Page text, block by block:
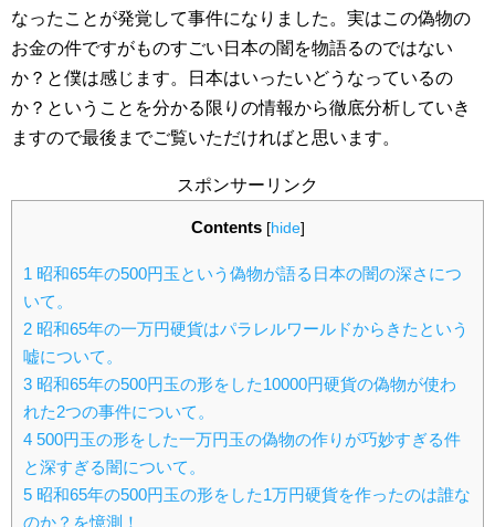
なったことが発覚して事件になりました。実はこの偽物の
お金の件ですがものすごい日本の闇を物語るのではない
か？と僕は感じます。日本はいったいどうなっているの
か？ということを分かる限りの情報から徹底分析していき
ますので最後までご覧いただければと思います。
スポンサーリンク
Contents [hide]
1 昭和65年の500円玉という偽物が語る日本の闇の深さにつ
いて。
2 昭和65年の一万円硬貨はパラレルワールドからきたという
嘘について。
3 昭和65年の500円玉の形をした10000円硬貨の偽物が使わ
れた2つの事件について。
4 500円玉の形をした一万円玉の偽物の作りが巧妙すぎる件
と深すぎる闇について。
5 昭和65年の500円玉の形をした1万円硬貨を作ったのは誰な
のか？を憶測！